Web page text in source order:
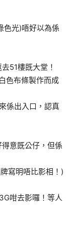
色光)唔好以為係
51樓既大堂！
色布條製作而成
係出入口，認真
意既公仔，但係
寫明唔比影相！)
咁去影囉！等人